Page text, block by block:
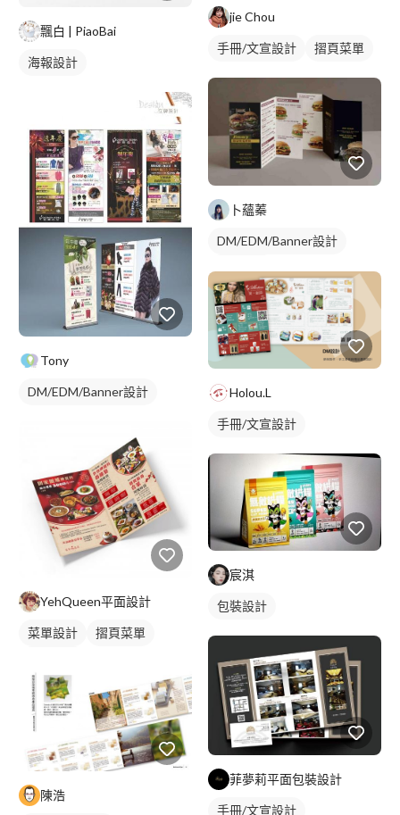
飄白 | PiaoBai
海報設計
Tony
DM/EDM/Banner設計
YehQueen平面設計
菜單設計
摺頁菜單
陳浩
jie Chou
手冊/文宣設計 摺頁菜單
卜蘊蓁
DM/EDM/Banner設計
Holou.L
手冊/文宣設計
宸淇
包裝設計
菲夢莉平面包裝設計
手冊/文宣設計